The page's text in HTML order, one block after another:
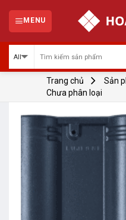
content
MENU
Trang chủ
Sản
Chưa phân loại